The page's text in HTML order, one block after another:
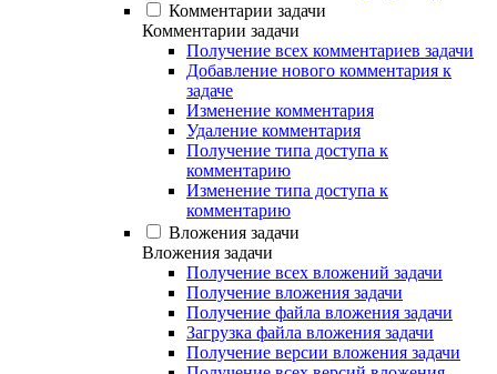
Комментарии задачи
Комментарии задачи
Получение всех комментариев задачи
Добавление нового комментария к
задаче
Изменение комментария
Удаление комментария
Получение типа доступа к
комментарию
Изменение типа доступа к
комментарию
Вложения задачи
Вложения задачи
Получение всех вложений задачи
Получение вложения задачи
Получение файла вложения задачи
Загрузка файла вложения задачи
Получение версии вложения задачи